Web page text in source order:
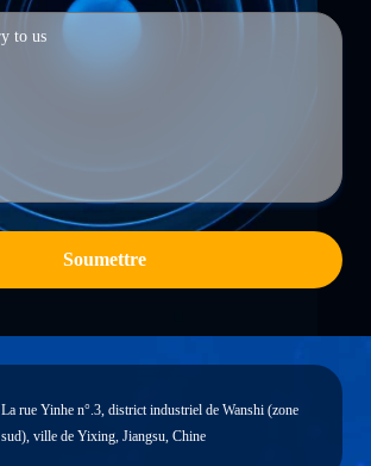
Soumettre
La rue Yinhe n°.3, district industriel de Wanshi (zone
sud), ville de Yixing, Jiangsu, Chine